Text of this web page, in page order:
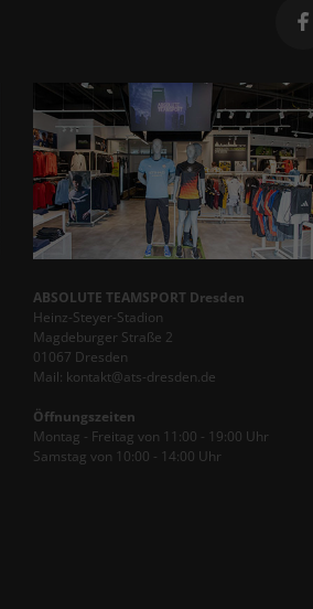
ABSOLUTE TEAMSPORT Dresden
Heinz-Steyer-Stadion
Magdeburger Straße 2
01067 Dresden
Mail: kontakt@ats-dresden.de
Öffnungszeiten
Montag - Freitag von 11:00 - 19:00 Uhr
Samstag von 10:00 - 14:00 Uhr